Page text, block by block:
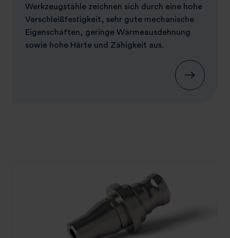
Werkzeugstähle zeichnen sich durch eine hohe
Verschleißfestigkeit, sehr gute mechanische
Eigenschaften, geringe Wärmeausdehnung
sowie hohe Härte und Zähigkeit aus.